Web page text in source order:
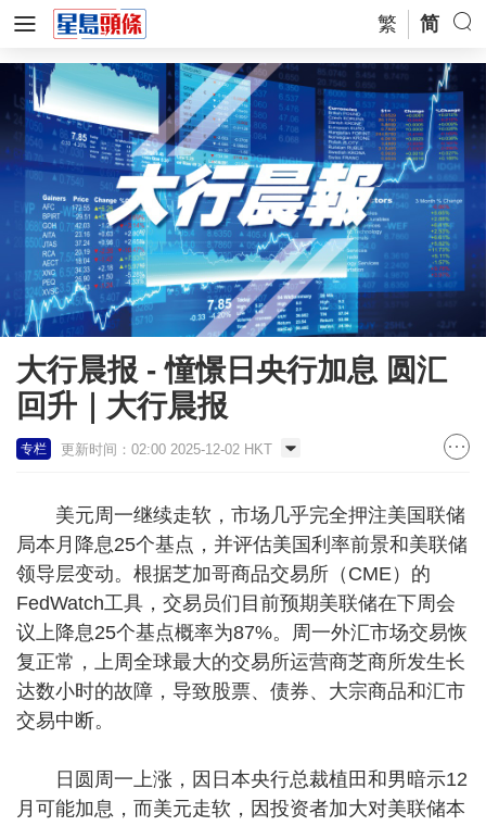
繁 简
大行晨报 - 憧憬日央行加息 圆汇
回升｜大行晨报
专栏 更新时间：02:00 2025-12-02 HKT
美元周一继续走软，市场几乎完全押注美国联储
局本月降息25个基点，并评估美国利率前景和美联储
领导层变动。根据芝加哥商品交易所（CME）的
FedWatch工具，交易员们目前预期美联储在下周会
议上降息25个基点概率为87%。周一外汇市场交易恢
复正常，上周全球最大的交易所运营商芝商所发生长
达数小时的故障，导致股票、债券、大宗商品和汇市
交易中断。
日圆周一上涨，因日本央行总裁植田和男暗示12
月可能加息，而美元走软，因投资者加大对美联储本